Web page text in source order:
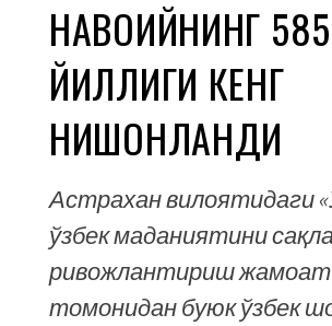
НАВОИЙНИНГ 585
ЙИЛЛИГИ КЕНГ
НИШОНЛАНДИ
Астрахан вилоятидаги
ўзбек маданиятини
ривожлантириш
томонидан буюк ўзбек